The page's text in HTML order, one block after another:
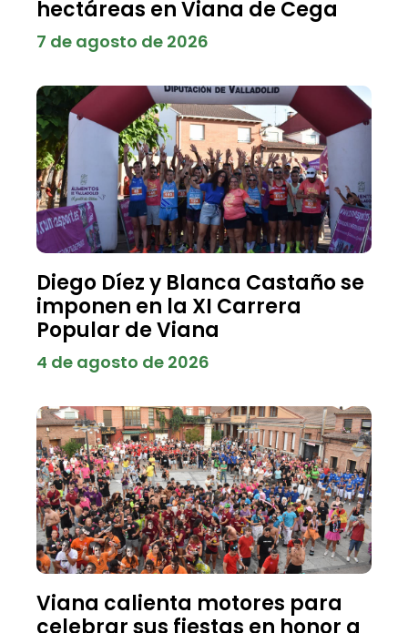
hectáreas en Viana de Cega
7 de agosto de 2026
Diego Díez y Blanca Castaño se
imponen en la XI Carrera
Popular de Viana
4 de agosto de 2026
Viana calienta motores para
celebrar sus fiestas en honor a